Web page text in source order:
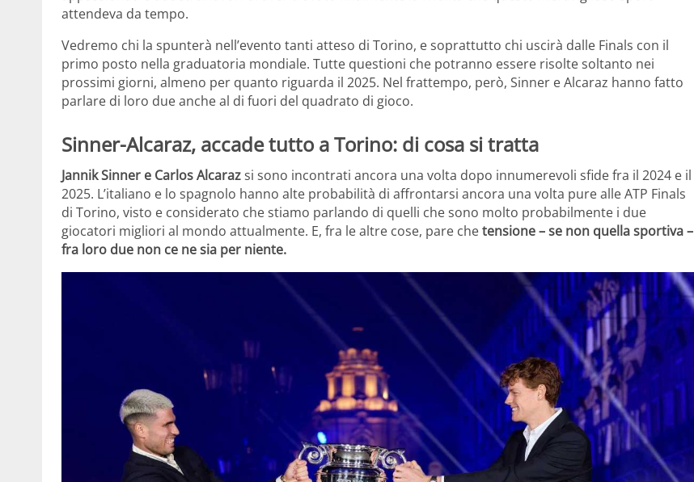
attendeva da tempo.
Vedremo chi la spunterà nell’evento tanti atteso di Torino, e soprattutto chi uscirà dalle Finals con il
primo posto nella graduatoria mondiale. Tutte questioni che potranno essere risolte soltanto nei
prossimi giorni, almeno per quanto riguarda il 2025. Nel frattempo, però, Sinner e Alcaraz hanno fatto
parlare di loro due anche al di fuori del quadrato di gioco.
Sinner-Alcaraz, accade tutto a Torino: di cosa si tratta
Jannik Sinner e Carlos Alcarazsi sono incontrati ancora una volta dopo innumerevoli sfide fra il 2024 e il
2025. L’italiano e lo spagnolo hanno alte probabilità di affrontarsi ancora una volta pure alle ATP Finals
di Torino, visto e considerato che stiamo parlando di quelli che sono molto probabilmente i due
giocatori migliori al mondo attualmente. E, fra le altre cose, pare chetensione – se non quella sportiva –
fra loro due non ce ne sia per niente.